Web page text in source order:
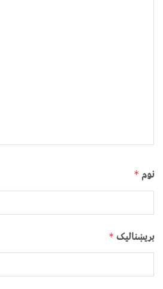
نوم *
بریښنالیک *